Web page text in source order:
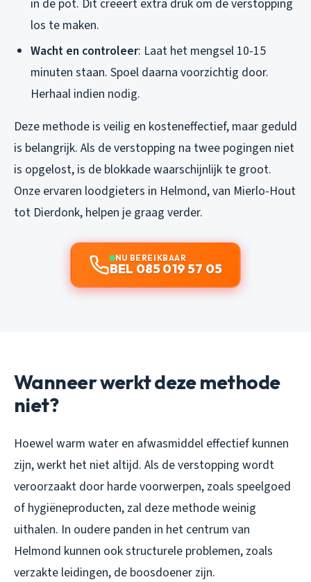
in de pot. Dit creëert extra druk om de verstopping
los te maken.
Wacht en controleer: Laat het mengsel 10-15
minuten staan. Spoel daarna voorzichtig door.
Herhaal indien nodig.
Deze methode is veilig en kosteneffectief, maar geduld
is belangrijk. Als de verstopping na twee pogingen niet
is opgelost, is de blokkade waarschijnlijk te groot.
Onze ervaren loodgieters in Helmond, van Mierlo-Hout
tot Dierdonk, helpen je graag verder.
NU BEREIKBAAR
BEL 085 019 57 05
Wanneer werkt deze methode
niet?
Hoewel warm water en afwasmiddel effectief kunnen
zijn, werkt het niet altijd. Als de verstopping wordt
veroorzaakt door harde voorwerpen, zoals speelgoed
of hygiëneproducten, zal deze methode weinig
uithalen. In oudere panden in het centrum van
Helmond kunnen ook structurele problemen, zoals
verzakte leidingen, de boosdoener zijn.